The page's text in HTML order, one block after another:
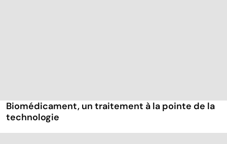
Biomédicament, un traitement à la pointe de la
technologie